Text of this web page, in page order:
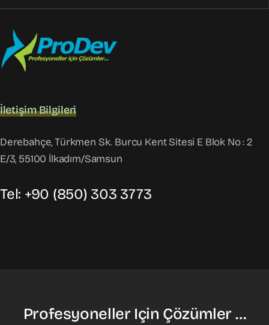
İletişim Bilgileri
Derebahçe, Türkmen Sk. Burcu Kent Sitesi E Blok No : 2
E/3, 55100 İlkadım/Samsun
Tel: +90 (850) 303 3773
Profesyoneller Için Çözümler …